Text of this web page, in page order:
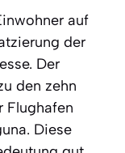
auf
der
Der
den zehn
Flughafen
Diese